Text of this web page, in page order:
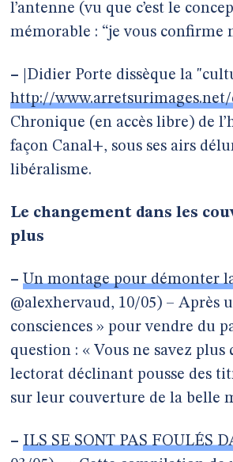
l’antenne (vu que c’est le
mémorable : “je vous confirme
– |Didier Porte dissèque la
http://
Chronique (en accès libre) de
façon Canal+, sous ses airs
libéralisme.
Le changement dans les
plus
– Un montage pour démonter
@alexhervaud, 10/05) – Après
consciences » pour vendre du
question : « Vous ne savez
lectorat déclinant pousse des
sur leur couverture de la belle
– ILS SE SONT PAS FOULÉS